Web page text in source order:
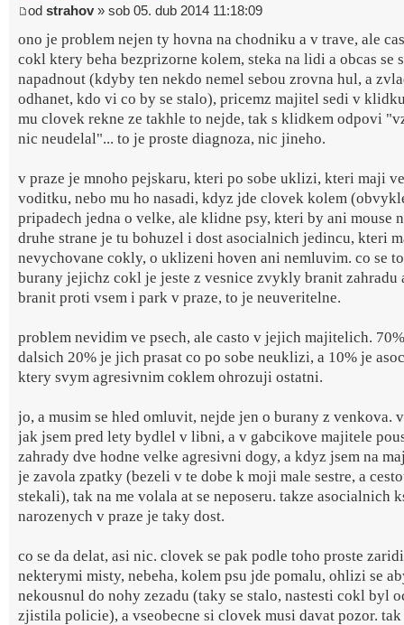
od strahov » sob 05. dub 2014 11:18:09
ono je problem nejen ty hovna na chodniku a v trave, ale
cokl ktery beha bezprizorne kolem, steka na lidi a obcas se
napadnout (kdyby ten nekdo nemel sebou zrovna hul, a
odhanet, kdo vi co by se stalo), pricemz majitel sedi v
mu clovek rekne ze takhle to nejde, tak s klidkem odpovi
nic neudelal"... to je proste diagnoza, nic jineho.
v praze je mnoho pejskaru, kteri po sobe uklizi, kteri maji
voditku, nebo mu ho nasadi, kdyz jde clovek kolem
pripadech jedna o velke, ale klidne psy, kteri by ani mouse
druhe strane je tu bohuzel i dost asocialnich jedincu, kteri
nevychovane cokly, o uklizeni hoven ani nemluvim. co se
burany jejichz cokl je jeste z vesnice zvykly branit zahradu
branit proti vsem i park v praze, to je neuveritelne.
problem nevidim ve psech, ale casto v jejich majitelich.
dalsich 20% je jich prasat co po sobe neuklizi, a 10% je
ktery svym agresivnim coklem ohrozuji ostatni.
jo, a musim se hled omluvit, nejde jen o burany z venkova.
jak jsem pred lety bydlel v libni, a v gabcikove majitele
zahrady dve hodne velke agresivni dogy, a kdyz jsem na
je zavola zpatky (bezeli v te dobe k moji male sestre, a
stekali), tak na me volala at se neposeru. takze asocialnich
narozenych v praze je taky dost.
co se da delat, asi nic. clovek se pak podle toho proste
nekterymi misty, nebeha, kolem psu jde pomalu, ohlizi se
nekousnul do nohy zezadu (taky se stalo, nastesti cokl byl
zjistila policie), a vseobecne si clovek musi davat pozor.